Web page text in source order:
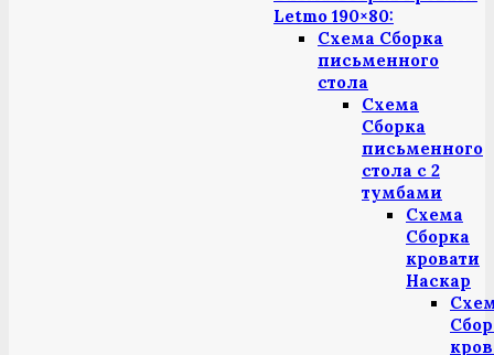
Letmo 190×80:
Схема Сборка
письменного
стола
Схема
Сборка
письменного
стола с 2
тумбами
Схема
Сборка
кровати
Наскар